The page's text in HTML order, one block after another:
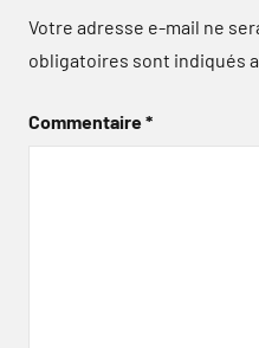
Votre adresse e-mail ne
obligatoires sont indiqués
Commentaire*